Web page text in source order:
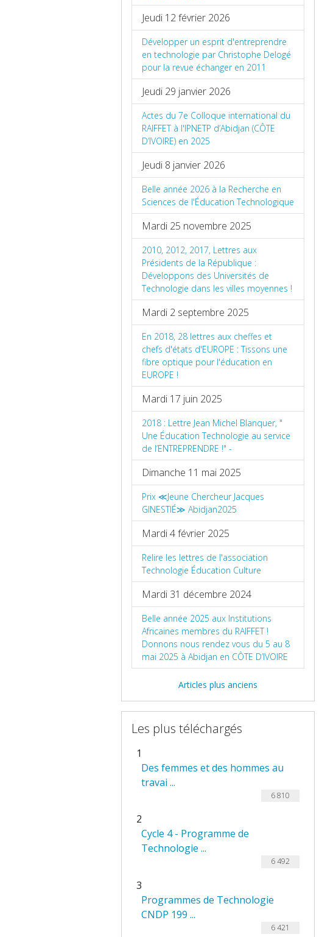
Jeudi 12 février 2026
Développer un esprit d'entreprendre
en technologie par Christophe Delogé
pour la revue échanger en 2011
Jeudi 29 janvier 2026
Actes du 7e Colloque international du
RAIFFET à l'IPNETP d’Abidjan (CÔTE
D’IVOIRE) en 2025
Jeudi 8 janvier 2026
Belle année 2026 à la Recherche en
Sciences de l'Éducation Technologique
Mardi 25 novembre 2025
2010, 2012, 2017, Lettres aux
Présidents de la République :
Développons des Universités de
Technologie dans les villes moyennes !
Mardi 2 septembre 2025
En 2018, 28 lettres aux cheffes et
chefs d'états d'EUROPE : Tissons une
fibre optique pour l'éducation en
EUROPE !
Mardi 17 juin 2025
2018 : Lettre Jean Michel Blanquer, "
Une Éducation Technologie au service
de l’ENTREPRENDRE !" -
Dimanche 11 mai 2025
Prix ≪Jeune Chercheur Jacques
GINESTIÉ≫ Abidjan2025
Mardi 4 février 2025
Relire les lettres de l'association
Technologie Éducation Culture
Mardi 31 décembre 2024
Belle année 2025 aux Institutions
Africaines membres du RAIFFET !
Donnons nous rendez vous du 5 au 8
mai 2025 à Abidjan en CÔTE D’IVOIRE
Articles plus anciens
Les plus téléchargés
1
Des femmes et des hommes au
travai ...
6 810
2
Cycle 4 - Programme de
Technologie ...
6 492
3
Programmes de Technologie
CNDP 199 ...
6 421